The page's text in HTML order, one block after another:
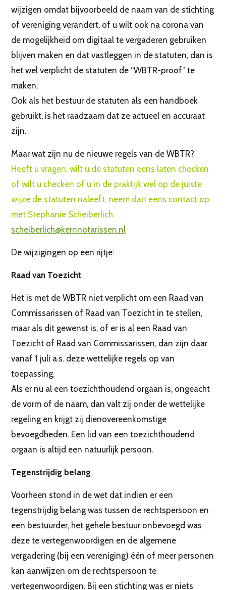
wijzigen omdat bijvoorbeeld de naam van de stichting
of vereniging verandert, of u wilt ook na corona van
de mogelijkheid om digitaal te vergaderen gebruiken
blijven maken en dat vastleggen in de statuten, dan is
het wel verplicht de statuten de “WBTR-proof” te
maken.
Ook als het bestuur de statuten als een handboek
gebruikt, is het raadzaam dat ze actueel en accuraat
zijn.
Maar wat zijn nu de nieuwe regels van de WBTR?
Heeft u vragen, wilt u de statuten eens laten checken
of wilt u checken of u in de praktijk wel op de juiste
wijze de statuten naleeft, neem dan eens contact op
met Stephanie Scheiberlich:
scheiberlich@kernnotarissen.nl
De wijzigingen op een rijtje:
Raad van Toezicht
Het is met de WBTR niet verplicht om een Raad van
Commissarissen of Raad van Toezicht in te stellen,
maar als dit gewenst is, of er is al een Raad van
Toezicht of Raad van Commissarissen, dan zijn daar
vanaf 1 juli a.s. deze wettelijke regels op van
toepassing.
Als er nu al een toezichthoudend orgaan is, ongeacht
de vorm of de naam, dan valt zij onder de wettelijke
regeling en krijgt zij dienovereenkomstige
bevoegdheden. Een lid van een toezichthoudend
orgaan is altijd een natuurlijk persoon.
Tegenstrijdig belang
Voorheen stond in de wet dat indien er een
tegenstrijdig belang was tussen de rechtspersoon en
een bestuurder, het gehele bestuur onbevoegd was
deze te vertegenwoordigen en de algemene
vergadering (bij een vereniging) één of meer personen
kan aanwijzen om de rechtspersoon te
vertegenwoordigen. Bij een stichting was er niets